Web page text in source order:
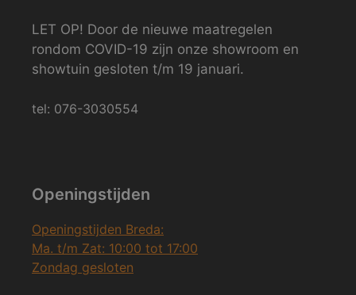
LET OP! Door de nieuwe maatregelen
rondom COVID-19 zijn onze showroom en
showtuin gesloten t/m 19 januari.
tel: 076-3030554
Openingstijden
Openingstijden Breda:
Ma. t/m Zat: 10:00 tot 17:00
Zondag gesloten